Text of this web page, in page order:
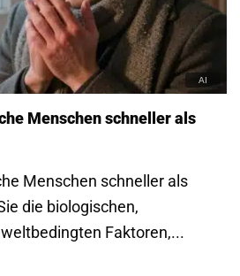
Menschen schneller als
Menschen schneller als
die biologischen,
Faktoren,...